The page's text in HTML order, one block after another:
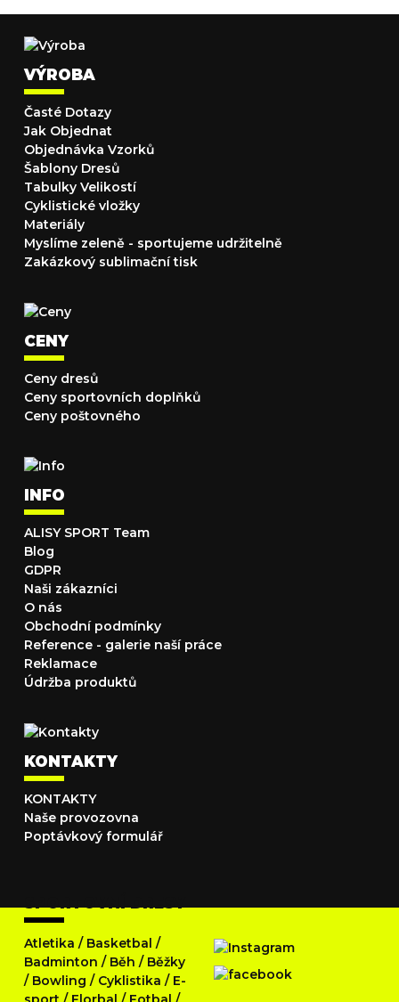
VÝROBA
Časté Dotazy
Jak Objednat
Objednávka Vzorků
Šablony Dresů
Tabulky Velikostí
Cyklistické vložky
Materiály
Myslíme zeleně - sportujeme udržitelně
Zakázkový sublimační tisk
CENY
Ceny dresů
Ceny sportovních doplňků
Ceny poštovného
INFO
ALISY SPORT Team
Blog
GDPR
Naši zákazníci
O nás
Obchodní podmínky
Reference - galerie naší práce
Reklamace
Údržba produktů
KONTAKTY
KONTAKTY
Naše provozovna
Poptávkový formulář
SPORTOVNÍ DRESY
Atletika / Basketbal /
Badminton / Běh / Běžky
/ Bowling / Cyklistika / E-